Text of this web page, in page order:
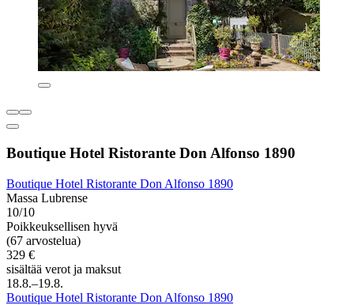
Boutique Hotel Ristorante Don Alfonso 1890
Boutique Hotel Ristorante Don Alfonso 1890
Massa Lubrense
10/10
Poikkeuksellisen hyvä
(67 arvostelua)
329 €
sisältää verot ja maksut
18.8.–19.8.
Boutique Hotel Ristorante Don Alfonso 1890